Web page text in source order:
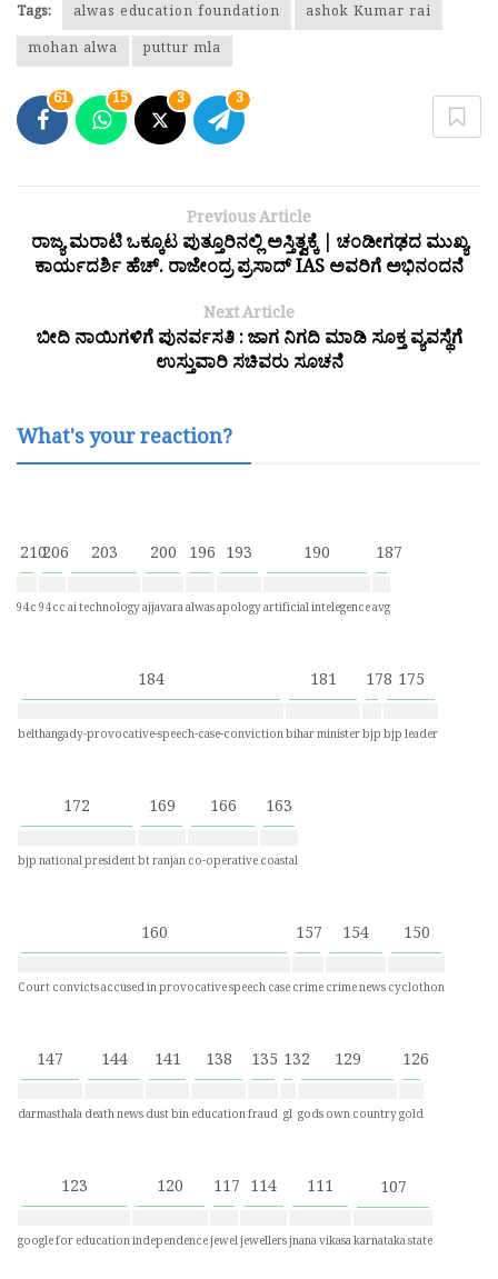
Tags: alwas education foundation
ashok Kumar rai
mohan alwa
puttur mla
61 15 3 3
Previous Article
ರಾಜ್ಯ ಮರಾಟಿ ಒಕ್ಕೂಟ ಪುತ್ತೂರಿನಲ್ಲಿ ಅಸ್ತಿತ್ವಕ್ಕೆ | ಚಂಡೀಗಢದ ಮುಖ್ಯ
ಕಾರ್ಯದರ್ಶಿ ಹೆಚ್. ರಾಜೇಂದ್ರ ಪ್ರಸಾದ್ IAS ಅವರಿಗೆ ಅಭಿನಂದನೆ
Next Article
ಬೀದಿ ನಾಯಿಗಳಿಗೆ ಪುನರ್ವಸತಿ : ಜಾಗ ನಿಗದಿ ಮಾಡಿ ಸೂಕ್ತ ವ್ಯವಸ್ಥೆಗೆ
ಉಸ್ತುವಾರಿ ಸಚಿವರು ಸೂಚನೆ
What's your reaction?
210
94c
206
94cc
203
ai technology
200
ajjavara
196
alwas
193
apology
190
artificial intelegence
187
avg
184
belthangady-provocative-speech-case-conviction
181
bihar minister
178
bjp
175
bjp leader
172
bjp national president
169
bt ranjan
166
co-operative
163
coastal
160
Court convicts accused in provocative speech case
157
crime
154
crime news
150
cyclothon
147
darmasthala
144
death news
141
dust bin
138
education
135
fraud
132
gl
129
gods own country
126
gold
123
google for education
120
independence
117
jewel
114
jewellers
111
jnana vikasa
107
karnataka state